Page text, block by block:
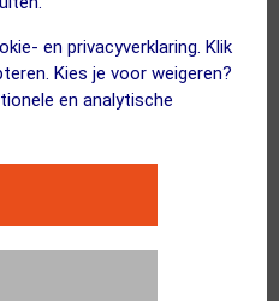
en privacyverklaring. Klik
Kies je voor weigeren?
en analytische